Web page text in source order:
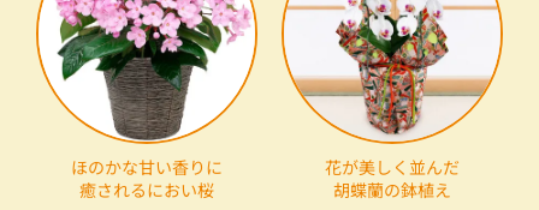
ほのかな甘い香りに
癒されるにおい桜
花が美しく並んだ
胡蝶蘭の鉢植え